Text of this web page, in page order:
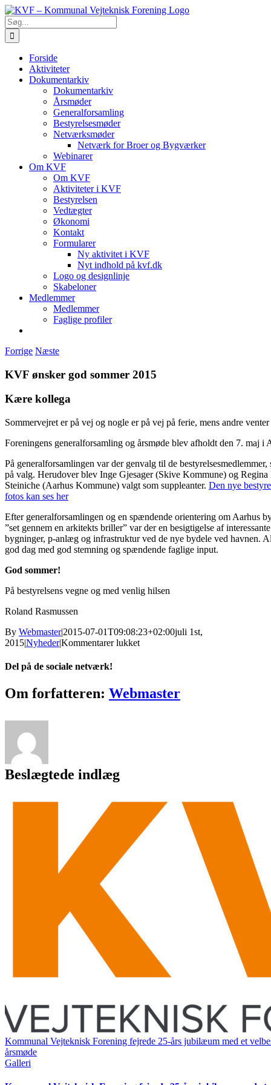
Skip
to
content
Søg
efter:
Forside
Aktiviteter
Dokumentarkiv
Dokumentarkiv
Årsmøder
Generalforsamling
Bestyrelsesmøder
Netværksmøder
Netværk for Broer og Bygværker
Webinarer
Om KVF
Om KVF
Aktiviteter i KVF
Bestyrelsen
Vedtægter
Økonomi
Kontakt
Formularer
Ny aktivitet i KVF
Nyt indhold på kvf.dk
Logo og designlinje
Skabeloner
Medlemmer
Medlemmer
Faglige profiler
Forrige Næste
KVF ønsker god sommer 2015
Kære kollega
Sommervejret er på vej og nogle er på vej på ferie, mens andre
Foreningens generalforsamling og årsmøde blev afholdt den 7. maj i
På generalforsamlingen var der genvalg til de bestyrelsesmedlemmer,
på valg. Herudover blev Inge Gjesager (Skive Kommune) og Regina
Steiniche (Aarhus Kommune) valgt som suppleanter. Den nye
fotos kan ses her
Efter generalforsamlingen og en spændende orientering om Aarhus
”set gennem en arkitekts briller” var der en besigtigelse af interessante
bygninger, p-anlæg og infrastruktur ved de nye bydele ved havnen.
god dag med god stemning og spændende faglige input.
God sommer!
På bestyrelsens vegne og med venlig hilsen
Roland Rasmussen
By Webmaster|2015-07-01T09:08:23+02:00juli 1st,
2015|Nyheder|Kommentarer lukkettil
2015
Del på de sociale netværk!
Facebook
Twitter
Reddit
LinkedIn
Tumblr
Pinterest
Vk
E-
mail
Om forfatteren: Webmaster
Beslægtede indlæg
Kommunal Vejteknisk Forening fejrede 25-års jubilæum med et
årsmøde
Galleri